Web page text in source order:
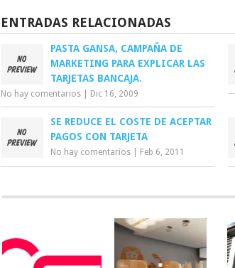
ENTRADAS RELACIONADAS
PASTA GANSA, CAMPAÑA DE
MARKETING PARA EXPLICAR LAS
TARJETAS BANCAJA.
No hay comentarios Dic 16, 2009
SE REDUCE EL COSTE DE ACEPTAR
PAGOS CON TARJETA
No hay comentarios Feb 6, 2011